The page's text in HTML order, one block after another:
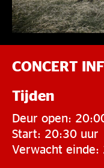
CONCERT
Tijden
Deur open:
Start: 20:30 uur
Verwacht